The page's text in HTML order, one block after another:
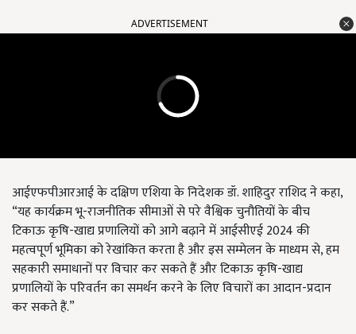
ADVERTISEMENT
आईएफपीआरआई के दक्षिण एशिया के निदेशक डॉ. शाहिदुर राशिद ने कहा,
“यह कार्यक्रम भू-राजनीतिक सीमाओं से परे वैश्विक चुनौतियों के बीच
टिकाऊ कृषि-खाद्य प्रणालियों को आगे बढ़ाने में आईसीएई 2024 की
महत्वपूर्ण भूमिका को रेखांकित करता है और इस सम्मेलन के माध्यम से, हम
सहकारी समाधानों पर विचार कर सकते हैं और टिकाऊ कृषि-खाद्य
प्रणालियों के परिवर्तन का समर्थन करने के लिए विचारों का आदान-प्रदान
कर सकते हैं.”